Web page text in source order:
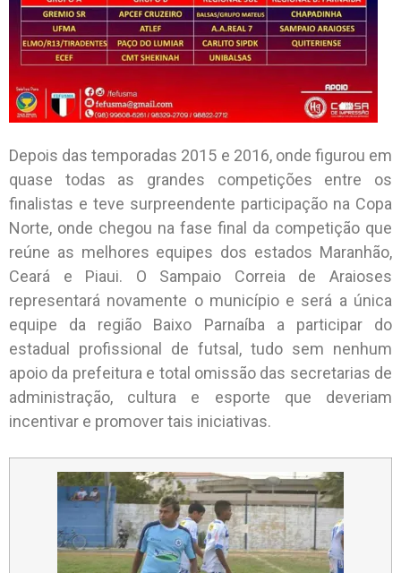
Depois das temporadas 2015 e 2016, onde figurou em
quase todas as grandes competições entre os
finalistas e teve surpreendente participação na Copa
Norte, onde chegou na fase final da competição que
reúne as melhores equipes dos estados Maranhão,
Ceará e Piaui. O Sampaio Correia de Araioses
representará novamente o município e será a única
equipe da região Baixo Parnaíba a participar do
estadual profissional de futsal, tudo sem nenhum
apoio da prefeitura e total omissão das secretarias de
administração, cultura e esporte que deveriam
incentivar e promover tais iniciativas.